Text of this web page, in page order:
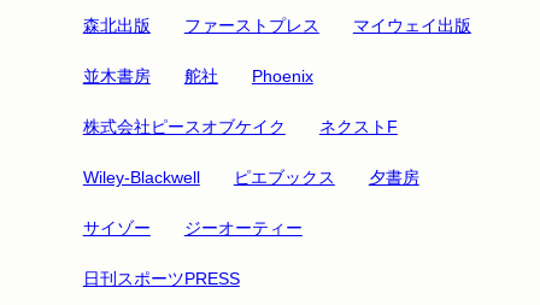
森北出版 ファーストプレス マイウェイ出版
並木書房 舵社 Phoenix
株式会社ピースオブケイク ネクストF
Wiley-Blackwell ピエブックス 夕書房
サイゾー ジーオーティー
日刊スポーツPRESS